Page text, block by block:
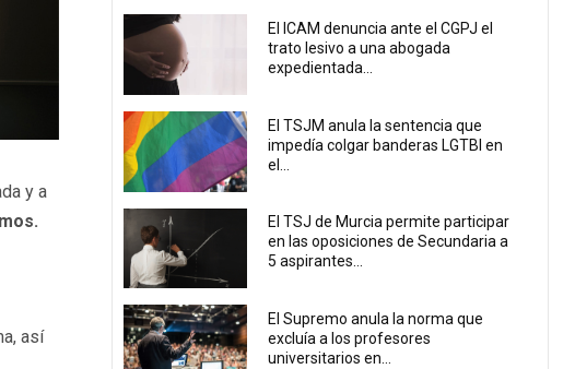
y a
así
El ICAM denuncia ante el CGPJ el
trato lesivo a una abogada
expedientada...
El TSJM anula la sentencia que
impedía colgar banderas LGTBI en
el...
El TSJ de Murcia permite participar
en las oposiciones de Secundaria a
5 aspirantes...
El Supremo anula la norma que
excluía a los profesores
universitarios en...